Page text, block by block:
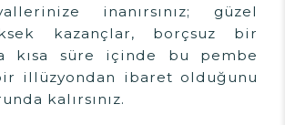
inanırsınız; güzel
kazançlar, borçsuz bir
kısa süre içinde bu pembe
illüzyondan ibaret olduğunu
kalırsınız.